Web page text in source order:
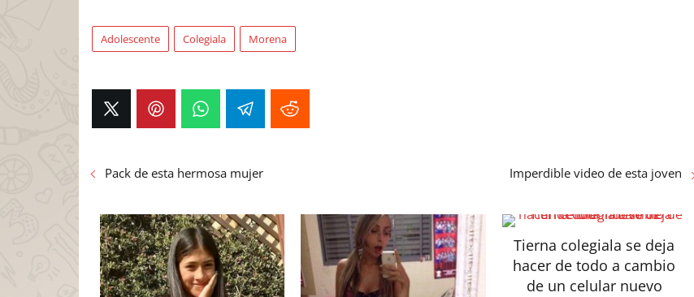
Adolescente Colegiala Morena
Pack de esta hermosa mujer Imperdible video de esta joven
Tierna colegiala se deja
hacer de todo a cambio
de un celular nuevo